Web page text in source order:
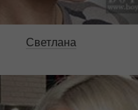
Светлана